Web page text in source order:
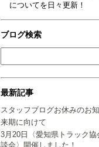
についてを日々更新！
ブログ検索
最新記事
スタッフブログお休みのお
来期に向けて
3月20日〈愛知県トラック
談会〉開催しました！